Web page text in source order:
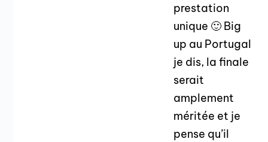
prestation
unique 🙂 Big
up au Portugal
je dis, la finale
serait
amplement
méritée et je
pense qu’il